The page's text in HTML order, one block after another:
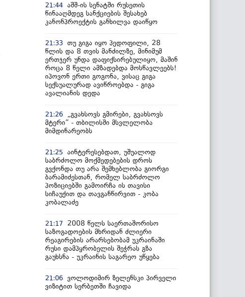
21:44 აშშ-ის სენატში რუსეთის
წინააღმდეგ სანქციების შესახებ
კანონპროექტის განხილვა დაიწყო
21:33 თუ გიგა იყო პედოფილი, 28
წლის და 8 თვის მანძილზე, მინიმუმ
ერთჯერ უნდა დაფიქსირებულიყო, მაშინ
როცა 8 წელი ამზადებდა მოსწავლეებს!
იპოვონ ერთი გოგონა, ვისაც გიგა
სექსუალურად ავიწროებდა - გიგა
ავალიანის დედა
21:26
„გვახსოვს გმირები, გვახსოვს
მტერი” - თბილისში მსვლელობა
მიმდინარეობს
21:25 აინტერესებდათ, უშუალოდ
საბრძოლო მოქმედებების დროს
გვქონდა თუ არა შემხებლობა გიორგი
ბარამიძესთან, რომელ საბრძოლო
პოზიციებში გამოირჩა ის თავისი
სიჩაუქით და თავგანწირვით - კობა
კობალაძე
21:17
2008 წელს საერთაშორისო
საზოგადოების მხრიდან ძლიერი
რეაგირების არარსებობამ უკრაინაში
რუსი დამპყრობელის შეჭრას გზა
გაუხსნა - უკრაინის საგარეო უწყება
21:06 ვოლოდიმირ ზელენსკი პირველი
ვიზიტით სერბეთში ჩავიდა